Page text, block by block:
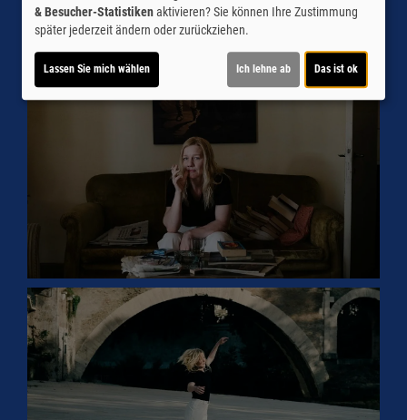
& Besucher-Statistikenaktivieren? Sie können Ihre Zustimmung
später jederzeit ändern oder zurückziehen.
Lassen Sie mich wählen Ich lehne ab Das ist ok